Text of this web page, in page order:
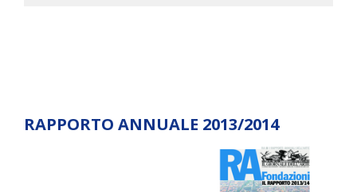
RAPPORTO ANNUALE 2013/2014